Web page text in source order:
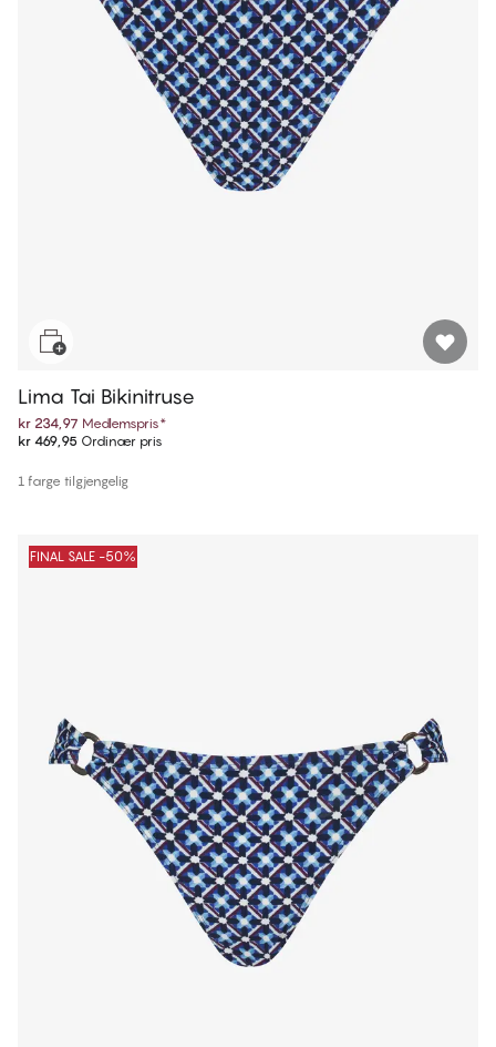
Lima Tai Bikinitruse
kr 234,97 Medlemspris*
kr 469,95 Ordinær pris
1 farge tilgjengelig
FINAL SALE -50%